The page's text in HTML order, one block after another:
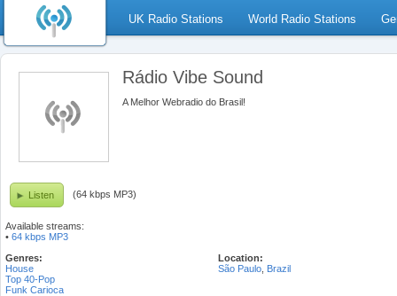
UK Radio Stations World Radio Stations
Rádio Vibe Sound
A Melhor Webradio do Brasil!
Listen (64 kbps MP3)
Available streams:
• 64 kbps MP3
Genres:
House
Top 40-Pop
Funk Carioca
Location:
São Paulo Brazil